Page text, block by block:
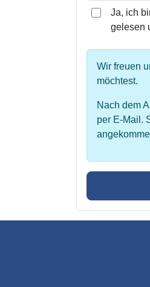
Ja, ich
gelesen
Wir freuen
möchtest.
Nach dem
per E-Mail.